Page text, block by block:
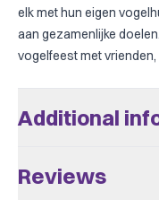
elk met hun eigen
aan gezamenlijke
vogelfeest met vrienden,
Additional
Reviews